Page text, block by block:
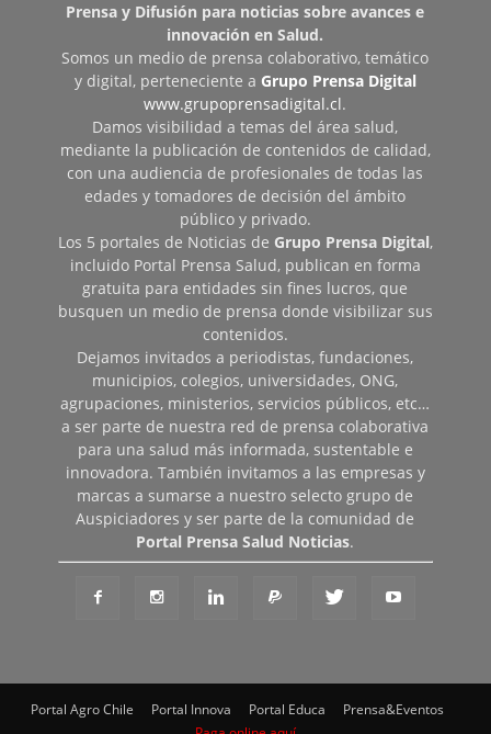
Prensa y Difusión para noticias sobre avances e
innovación en Salud.
Somos un medio de prensa colaborativo, temático
y digital, perteneciente a Grupo Prensa Digital
www.grupoprensadigital.cl.
Damos visibilidad a temas del área salud,
mediante la publicación de contenidos de calidad,
con una audiencia de profesionales de todas las
edades y tomadores de decisión del ámbito
público y privado.
Los 5 portales de Noticias de Grupo Prensa Digital,
incluido Portal Prensa Salud, publican en forma
gratuita para entidades sin fines lucros, que
busquen un medio de prensa donde visibilizar sus
contenidos.
Dejamos invitados a periodistas, fundaciones,
municipios, colegios, universidades, ONG,
agrupaciones, ministerios, servicios públicos, etc…
a ser parte de nuestra red de prensa colaborativa
para una salud más informada, sustentable e
innovadora. También invitamos a las empresas y
marcas a sumarse a nuestro selecto grupo de
Auspiciadores y ser parte de la comunidad de
Portal Prensa Salud Noticias.
Portal Agro Chile Portal Innova Portal Educa
Prensa&Eventos